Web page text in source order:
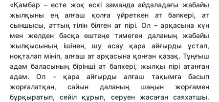
«Қамбар – есте жоқ ескі за­ман­да айдаладағы жабайы
жыл­қыны ең алғаш қолға үйреткен ат бап­кері, ат
сыншысы, аттың ті­лін білген ат пірі. Ол – арқасына күн
мен желден басқа ештеңе ти­меген даланың жабайы
жыл­қысының ішінен, шу асау қара айғырды ұстап,
ноқталап мініп, алғаш ат арқасына қонған қазақ. Тұңғыш
адам баласының бірінші ат бапкері, жылқы пірі атанған
адам. Ол – қара айғырды алғаш тақымға басып
жорғалатқан, сайын даланың шаңын жорғамен
бұрқыратып, сейіл құрып, серуен жасаған саяхатшы.